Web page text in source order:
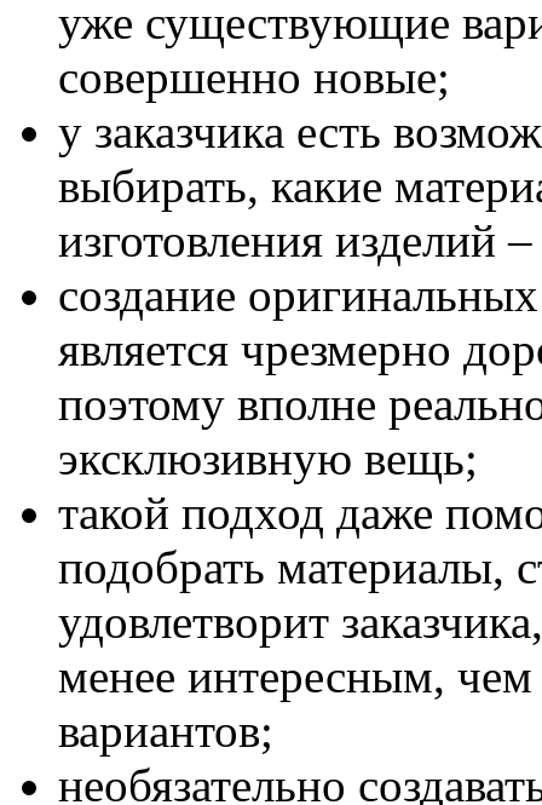
уже существующие
совершенно новые;
у заказчика есть
выбирать, какие
изготовления изделий
создание
является чрезмерно
поэтому вполне
эксклюзивную вещь;
такой подход даже
подобрать материалы,
удовлетворит
менее интересным,
вариантов;
необязательно